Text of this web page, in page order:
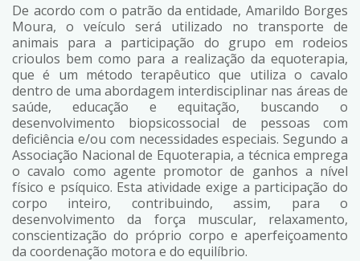
De acordo com o patrão da entidade, Amarildo Borges
Moura, o veículo será utilizado no transporte de
animais para a participação do grupo em rodeios
crioulos bem como para a realização da equoterapia,
que é um método terapêutico que utiliza o cavalo
dentro de uma abordagem interdisciplinar nas áreas de
saúde, educação e equitação, buscando o
desenvolvimento biopsicossocial de pessoas com
deficiência e/ou com necessidades especiais. Segundo a
Associação Nacional de Equoterapia, a técnica emprega
o cavalo como agente promotor de ganhos a nível
físico e psíquico. Esta atividade exige a participação do
corpo inteiro, contribuindo, assim, para o
desenvolvimento da força muscular, relaxamento,
conscientização do próprio corpo e aperfeiçoamento
da coordenação motora e do equilíbrio.